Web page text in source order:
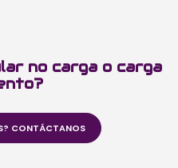
no carga o carga
CONTÁCTANOS